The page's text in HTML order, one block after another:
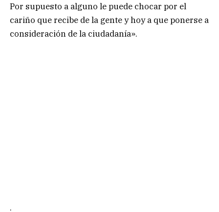
Por supuesto a alguno le puede chocar por el
cariño que recibe de la gente y hoy a que ponerse a
consideración de la ciudadanía».
.